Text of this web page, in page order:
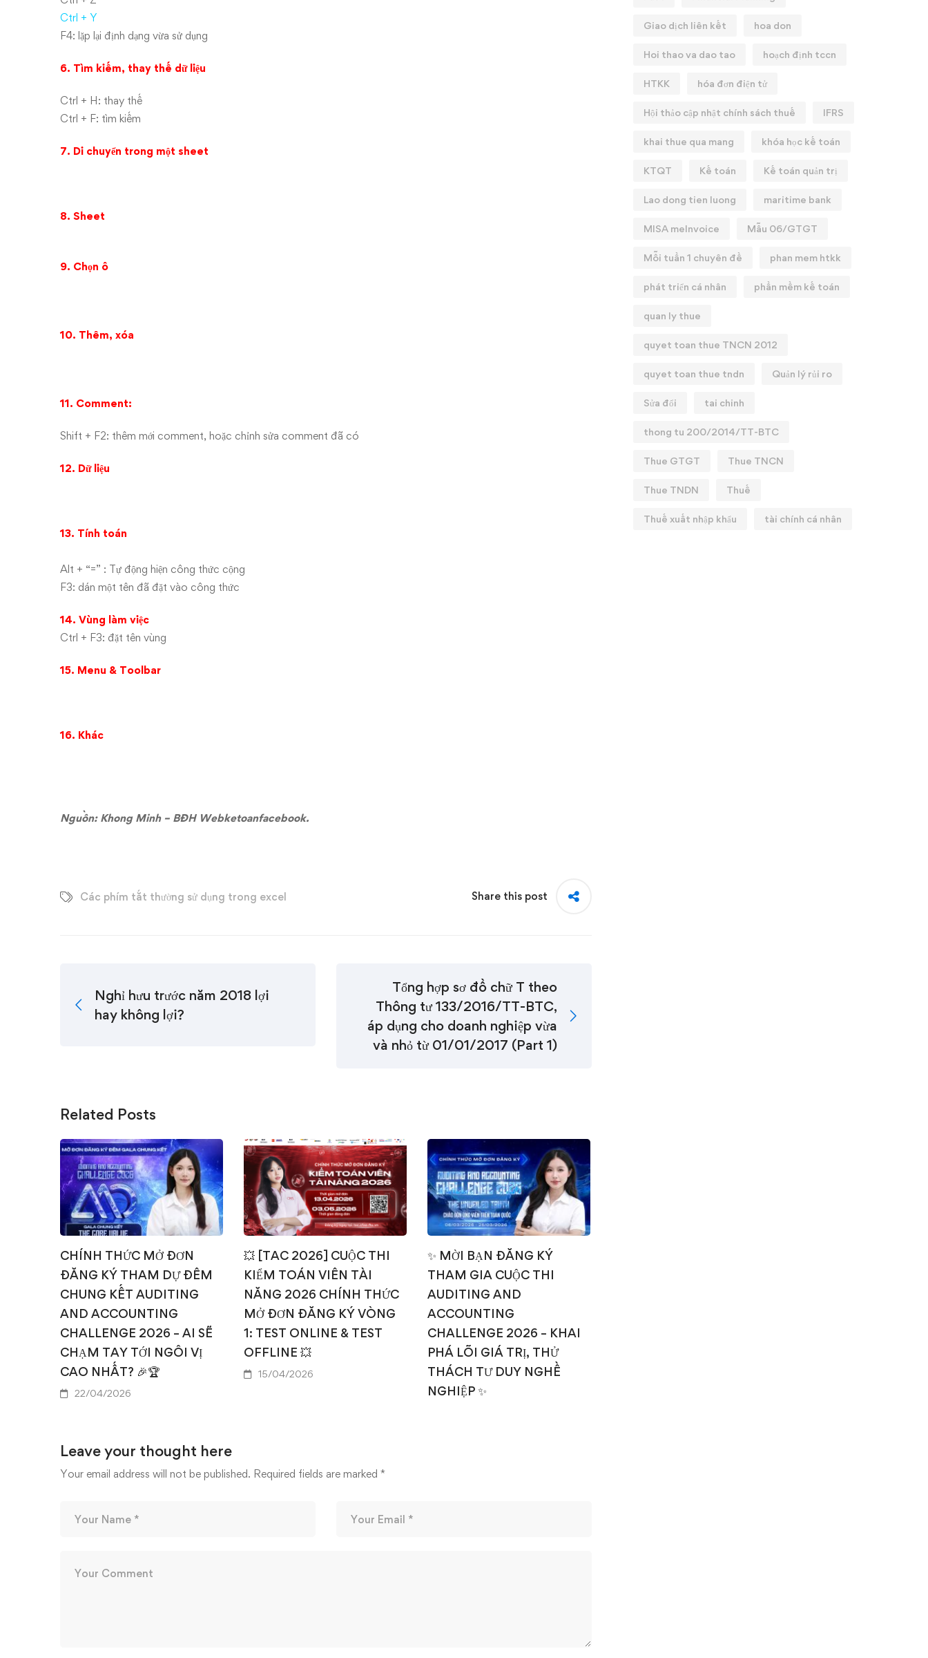
Ctrl + Y
F4: lặp lại định dạng vừa sử dụng
6. Tìm kiếm, thay thế dữ liệu
Ctrl + H: thay thế
Ctrl + F: tìm kiếm
7. Di chuyển trong một sheet
8. Sheet
9. Chọn ô
10. Thêm, xóa
11. Comment:
Shift + F2: thêm mới comment, hoặc chỉnh sửa comment đã có
12. Dữ liệu
13. Tính toán
Alt + “=” : Tự động hiện công thức cộng
F3: dán một tên đã đặt vào công thức
14. Vùng làm việc
Ctrl + F3: đặt tên vùng
15. Menu & Toolbar
16. Khác
Nguồn: Khong Minh – BĐH Webketoanfacebook.
Các phím tắt thường sử dụng trong excel Share this post
Nghỉ hưu trước năm 2018 lợi
hay không lợi?
Tổng hợp sơ đồ chữ T theo
Thông tư 133/2016/TT-BTC,
áp dụng cho doanh nghiệp vừa
và nhỏ từ 01/01/2017 (Part 1)
Related Posts
CHÍNH THỨC MỞ ĐƠN
ĐĂNG KÝ THAM DỰ ĐÊM
CHUNG KẾT AUDITING
AND ACCOUNTING
CHALLENGE 2026 – AI SẼ
CHẠM TAY TỚI NGÔI VỊ
CAO NHẤT? 🎉🏆
22/04/2026
💥 [TAC 2026] CUỘC THI
KIỂM TOÁN VIÊN TÀI
NĂNG 2026 CHÍNH THỨC
MỞ ĐƠN ĐĂNG KÝ VÒNG
1: TEST ONLINE & TEST
OFFLINE 💥
15/04/2026
✨ MỜI BẠN ĐĂNG KÝ
THAM GIA CUỘC THI
AUDITING AND
ACCOUNTING
CHALLENGE 2026 – KHAI
PHÁ LÕI GIÁ TRỊ, THỬ
THÁCH TƯ DUY NGHỀ
NGHIỆP ✨
Leave your thought here
Your email address will not be published. Required fields are marked *
Giao dịch liên kết hoa don
Hoi thao va dao tao hoạch định tccn
HTKK hóa đơn điện tử
Hội thảo cập nhật chính sách thuế IFRS
khai thue qua mang khóa học kế toán
KTQT Kế toán Kế toán quản trị
Lao dong tien luong maritime bank
MISA meInvoice Mẫu 06/GTGT
Mỗi tuần 1 chuyên đề phan mem htkk
phát triển cá nhân phần mềm kế toán
quan ly thue
quyet toan thue TNCN 2012
quyet toan thue tndn Quản lý rủi ro
Sửa đổi tai chinh
thong tu 200/2014/TT-BTC
Thue GTGT Thue TNCN
Thue TNDN Thuế
Thuế xuất nhập khẩu tài chính cá nhân